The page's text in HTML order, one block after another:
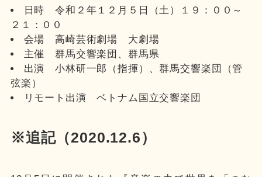
日時 令和２年１２月５日（土）１９：００～
２１：００
会場 高崎芸術劇場 大劇場
主催 群馬交響楽団、群馬県
出演 小林研一郎（指揮）、群馬交響楽団（管
弦楽）
リモート出演 ベトナム国立交響楽団
※追記（2020.12.6）